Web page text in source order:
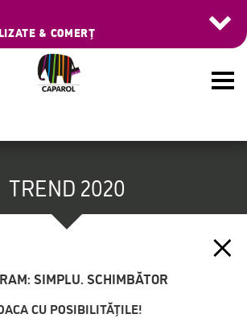
& COMERȚ
TREND 2020
SIMPLU. SCHIMBĂTOR
CU POSIBILITĂȚILE!